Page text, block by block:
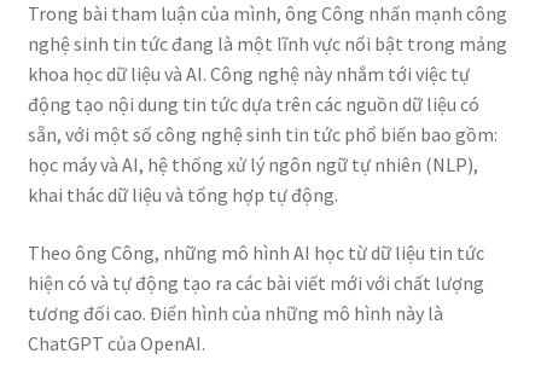
Trong bài tham luận của mình, ông Công nhấn mạnh công
nghệ sinh tin tức đang là một lĩnh vực nổi bật trong mảng
khoa học dữ liệu và AI. Công nghệ này nhắm tới việc tự
động tạo nội dung tin tức dựa trên các nguồn dữ liệu có
sẵn, với một số công nghệ sinh tin tức phổ biến bao gồm:
học máy và AI, hệ thống xử lý ngôn ngữ tự nhiên (NLP),
khai thác dữ liệu và tổng hợp tự động.
Theo ông Công, những mô hình AI học từ dữ liệu tin tức
hiện có và tự động tạo ra các bài viết mới với chất lượng
tương đối cao. Điển hình của những mô hình này là
ChatGPT của OpenAI.